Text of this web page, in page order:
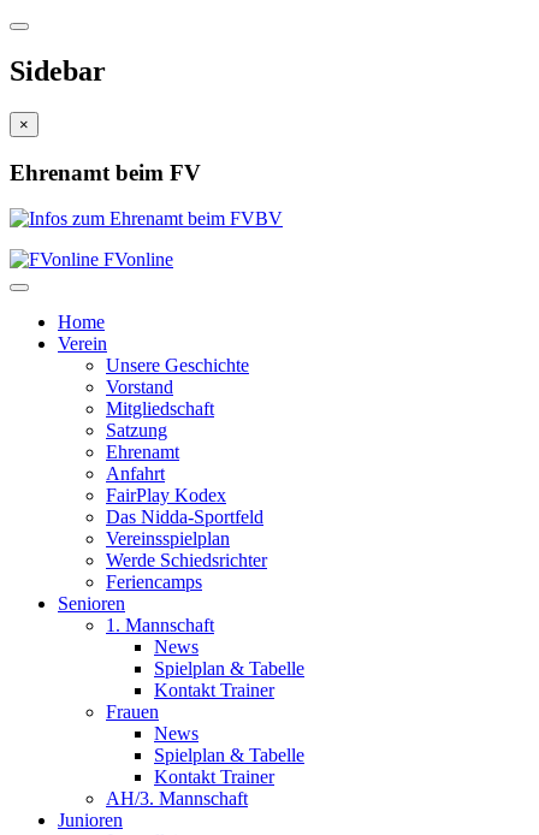
Sidebar
×
Ehrenamt beim FV
FVonline
Home
Verein
Unsere Geschichte
Vorstand
Mitgliedschaft
Satzung
Ehrenamt
Anfahrt
FairPlay Kodex
Das Nidda-Sportfeld
Vereinsspielplan
Werde Schiedsrichter
Feriencamps
Senioren
1. Mannschaft
News
Spielplan & Tabelle
Kontakt Trainer
Frauen
News
Spielplan & Tabelle
Kontakt Trainer
AH/3. Mannschaft
Junioren